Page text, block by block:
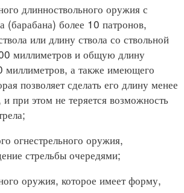
длинноствольного оружия с
(барабана) более 10 патронов,
или длину ствола со ствольной
миллиметров и общую длину
а также имеющего
позволяет сделать его длину менее
при этом не теряется возможность
огнестрельного оружия,
стрельбы очередями;
оружия, которое имеет форму,